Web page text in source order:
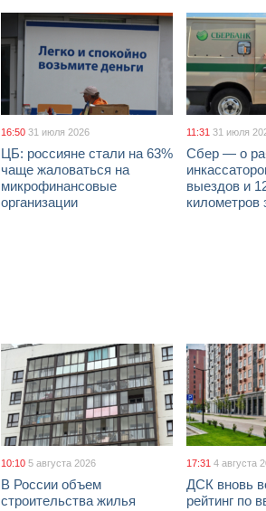
16:50 31 июля 2026
ЦБ: россияне стали на 63%
чаще жаловаться на
микрофинансовые
организации
11:31 31 июля
Сбер — о
выездов и
километров
10:10 5 августа 2026
В России объем
строительства жилья
17:31 4 августа
ДСК вновь
рейтинг по